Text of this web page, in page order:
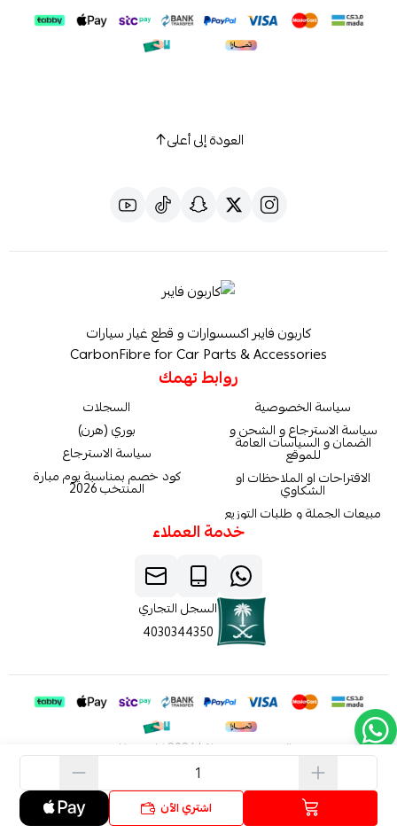
اشتري الآن
العودة إلى أعلى
كاربون فايبر اكسسوارات و قطع غيار سيارات
CarbonFibre for Car Parts & Accessories
روابط تهمك
سياسة الخصوصية
سياسة الاسترجاع و الشحن و
الضمان و السياسات العامة
للموقع
الاقتراحات او الملاحظات او
الشكاوي
مبيعات الجملة و طلبات التوزيع
السجلات
بوري (هرن)
سياسة الاسترجاع
كود خصم بمناسبة يوم مبارة
المنتخب 2026
خدمة العملاء
السجل التجاري
4030344350
الحقوق محفوظة | 2026 كاربون فايبر